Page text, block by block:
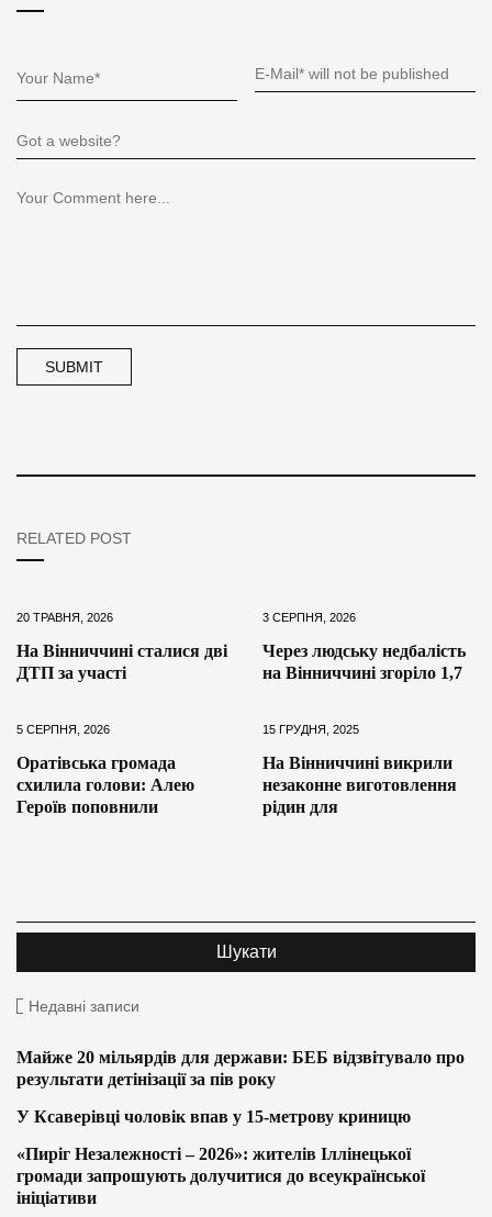
RELATED POST
20 ТРАВНЯ, 2026
На Вінниччині сталися дві
ДТП за участі
3 СЕРПНЯ, 2026
Через людську недбалість
на Вінниччині згоріло 1,7
5 СЕРПНЯ, 2026
Оратівська громада
схилила голови: Алею
Героїв поповнили
15 ГРУДНЯ, 2025
На Вінниччині викрили
незаконне виготовлення
рідин для
Недавні записи
Майже 20 мільярдів для держави: БЕБ відзвітувало про
результати детінізації за пів року
У Ксаверівці чоловік впав у 15-метрову криницю
«Пиріг Незалежності – 2026»: жителів Іллінецької
громади запрошують долучитися до всеукраїнської
ініціативи